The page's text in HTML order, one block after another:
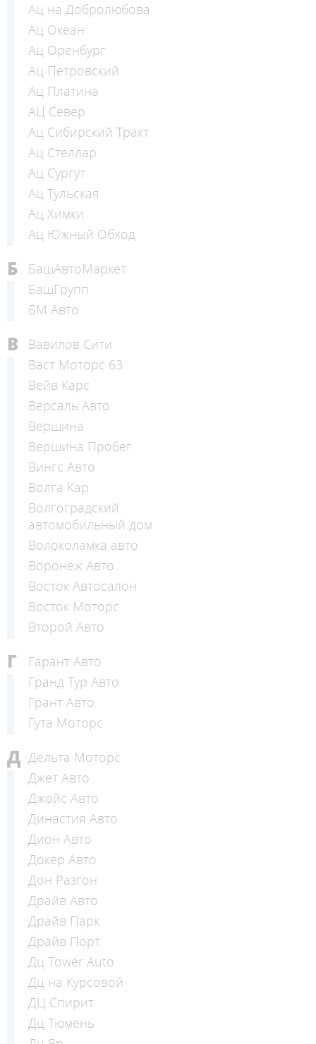
Ац на Добролюбова
Ац Океан
Ац Оренбург
Ац Петровский
Ац Платина
АЦ Север
Ац Сибирский Тракт
Ац Стеллар
Ац Сургут
Ац Тульская
Ац Химки
Ац Южный Обход
Б
БашАвтоМаркет
БашГрупп
БМ Авто
В
Вавилов Сити
Васт Моторс 63
Вейв Карс
Версаль Авто
Вершина
Вершина Пробег
Вингс Авто
Волга Кар
Волгоградский
автомобильный дом
Волоколамка авто
Воронеж Авто
Восток Автосалон
Восток Моторс
Второй Авто
Г
Гарант Авто
Гранд Тур Авто
Грант Авто
Гута Моторс
Д Дельта Моторс
Джет Авто
Джойс Авто
Династия Авто
Дион Авто
Докер Авто
Дон Разгон
Драйв Авто
Драйв Парк
Драйв Порт
Дц Tower Auto
Дц на Курсовой
ДЦ Спирит
Дц Тюмень